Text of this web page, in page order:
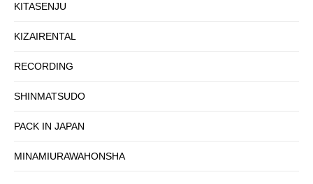
KITASENJU
KIZAIRENTAL
RECORDING
SHINMATSUDO
PACK IN JAPAN
MINAMIURAWAHONSHA